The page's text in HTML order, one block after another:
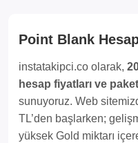
Point Blank Hesap
instatakipci.co olarak,
hesap fiyatları ve
sunuyoruz. Web
TL’den başlarken;
yüksek Gold miktarı